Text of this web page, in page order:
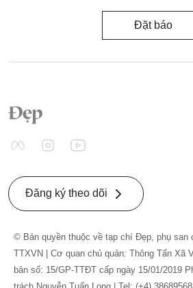
Đặt báo
Đăng ký theo dõi
© Bản quyền thuộc về tạp chí Đẹp, phụ san
TTXVN | Cơ quan chủ quản: Thông Tấn Xã
bản số: 15/GP-TTĐT cấp ngày 15/01/2019